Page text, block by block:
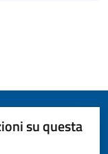
su questa